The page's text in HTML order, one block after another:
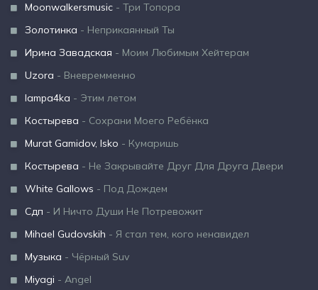
Moonwalkersmusic - Три Топора
Золотинка - Неприкаянный Ты
Ирина Завадская - Моим Любимым Хейтерам
Uzora - Вневремменно
lampa4ka - Этим летом
Костырева - Сохрани Моего Ребёнка
Murat Gamidov, Isko - Кумаришь
Костырева - Не Закрывайте Друг Для Друга Двери
White Gallows - Под Дождем
Сдп - И Ничто Души Не Потревожит
Mihael Gudovskih - Я стал тем, кого ненавидел
Музыка - Чёрный Suv
Miyagi - Angel